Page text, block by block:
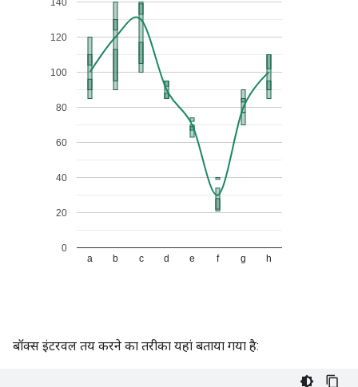
बॉक्स इंटरवल तय करने का तरीका यहां बताया गया है: